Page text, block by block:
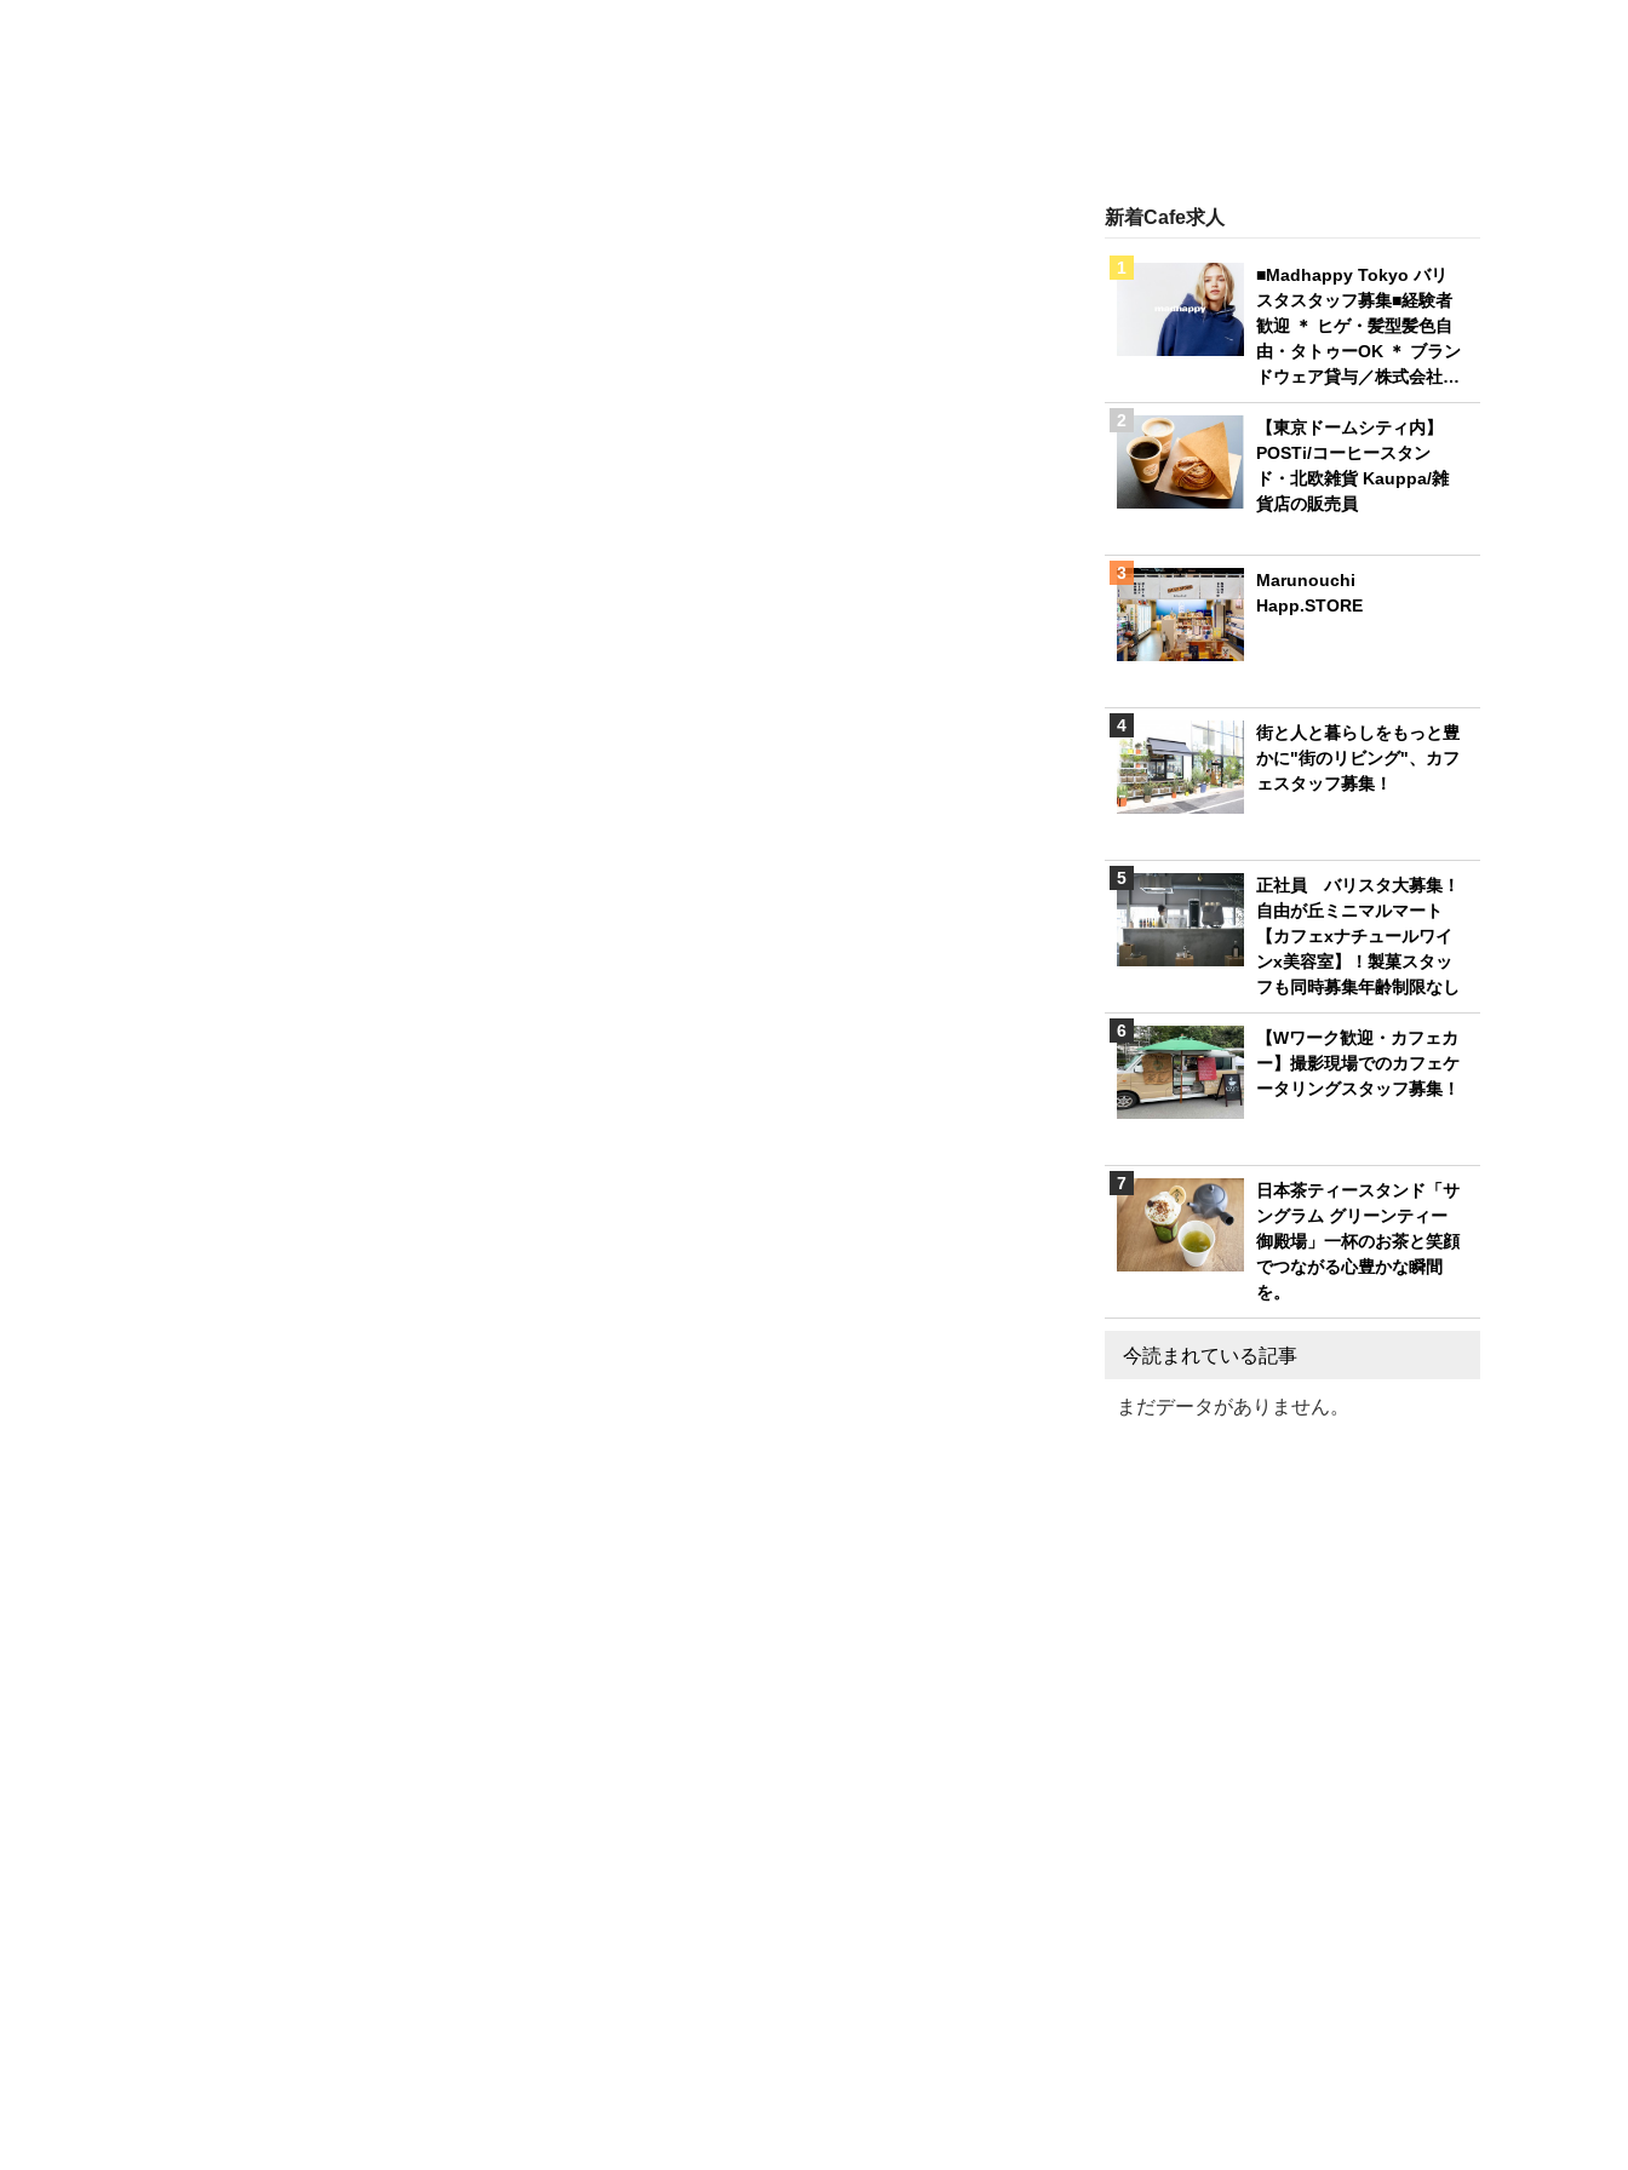
新着Cafe求人
■Madhappy Tokyo バリ
スタスタッフ募集■経験者
歓迎 ＊ ヒゲ・髪型髪色自
由・タトゥーOK ＊ ブラン
ドウェア貸与／株式会社
Madhappy Japan
【東京ドームシティ内】
POSTi/コーヒースタン
ド・北欧雑貨 Kauppa/雑
貨店の販売員
Marunouchi
Happ.STORE
街と人と暮らしをもっと豊
かに"街のリビング"、カフ
ェスタッフ募集！
正社員 バリスタ大募集！
自由が丘ミニマルマート
【カフェxナチュールワイ
ンx美容室】！製菓スタッ
フも同時募集年齢制限なし
【Wワーク歓迎・カフェカ
ー】撮影現場でのカフェケ
ータリングスタッフ募集！
日本茶ティースタンド「サ
ングラム グリーンティー
御殿場」一杯のお茶と笑顔
でつながる心豊かな瞬間
を。
今読まれている記事
まだデータがありません。